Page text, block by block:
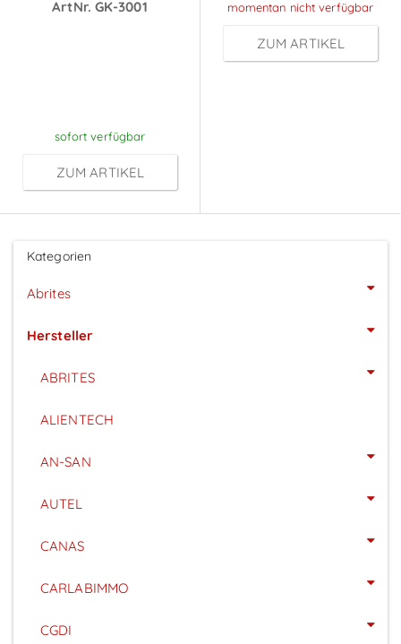
ArtNr. GK-3001
sofort verfügbar
ZUM ARTIKEL
momentan nicht verfügbar
ZUM ARTIKEL
Kategorien
Abrites
Hersteller
ABRITES
ALIENTECH
AN-SAN
AUTEL
CANAS
CARLABIMMO
CGDI